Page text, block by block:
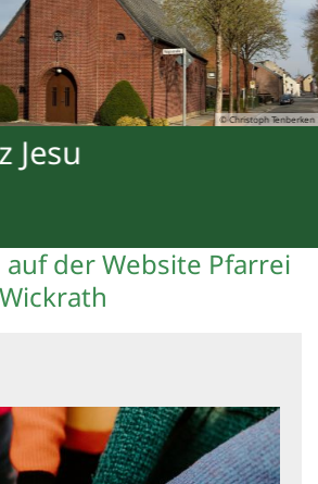
© Christoph Tenberken
Jesu
der Website Pfarrei